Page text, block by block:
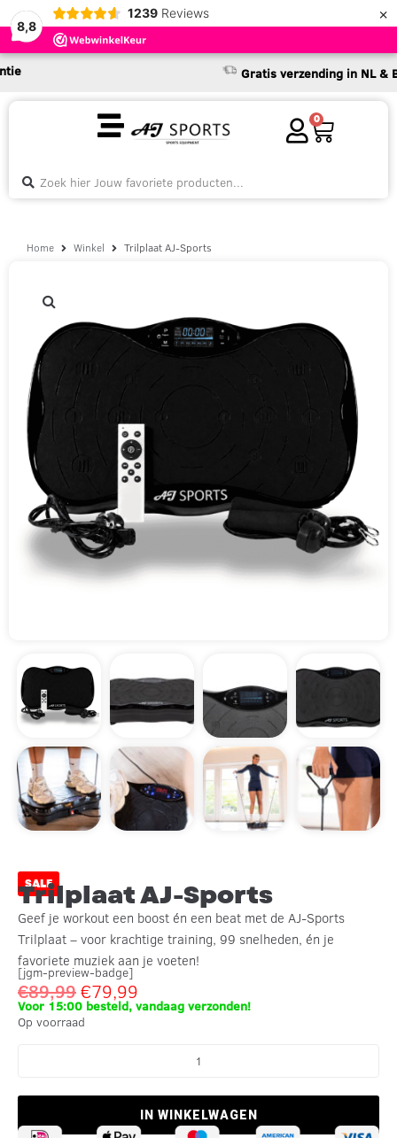
8,8
1239 Reviews ×
Gratis verzending in NL & BE
0
Home Winkel Trilplaat AJ-Sports
SALE
Trilplaat AJ-Sports
Geef je workout een boost én een beat met de AJ-Sports
Trilplaat – voor krachtige training, 99 snelheden, én je
favoriete muziek aan je voeten!
[jgm-preview-badge]
€89,99€79,99
Voor 15:00 besteld, vandaag verzonden!
Op voorraad
IN WINKELWAGEN